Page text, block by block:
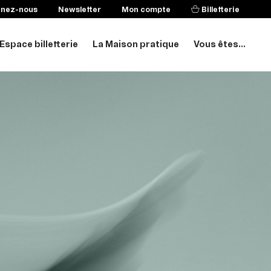
nous Newsletter Mon compte Billetterie
Espace billetterie La Maison pratique Vous êtes...